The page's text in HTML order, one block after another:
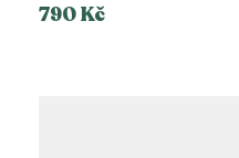
790 Kč